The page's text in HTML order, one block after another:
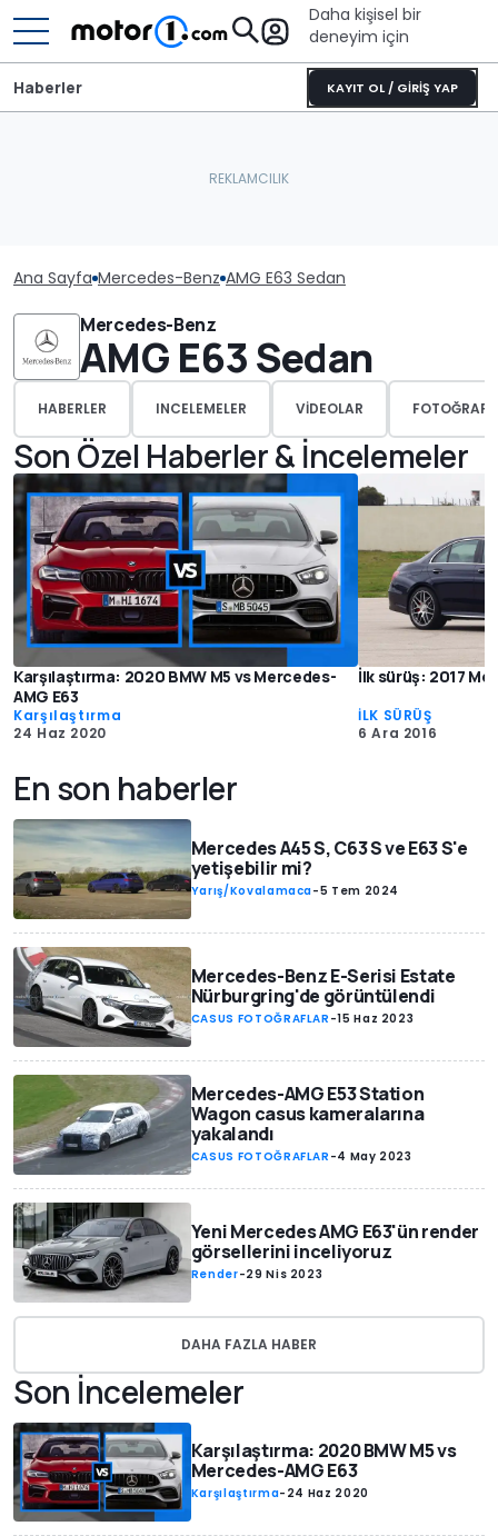
Daha kişisel bir
deneyim için
KAYIT OL / GİRİŞ YAP
Haberler
Ana Sayfa Mercedes-Benz AMG E63 Sedan
Mercedes-Benz
AMG E63 Sedan
HABERLER INCELEMELER VIDEOLAR
Son Özel Haberler & İncelemeler
Karşılaştırma: 2020 BMW M5 vs Mercedes-
AMG E63
Karşılaştırma
24 Haz 2020
İlk sürüş: 2017
İLK SÜRÜŞ
6 Ara 2016
En son haberler
Mercedes A45 S, C63 S ve E63 S'e
yetişebilir mi?
Yarış/Kovalamaca-5 Tem 2024
Mercedes-Benz E-Serisi Estate
Nürburgring'de görüntülendi
CASUS FOTOĞRAFLAR -15 Haz 2023
Mercedes-AMG E53 Station
Wagon casus kameralarına
yakalandı
CASUS FOTOĞRAFLAR -4 May 2023
Yeni Mercedes AMG E63'ün render
görsellerini inceliyoruz
Render-29 Nis 2023
DAHA FAZLA HABER
Son İncelemeler
Karşılaştırma: 2020 BMW M5 vs
Mercedes-AMG E63
Karşılaştırma- 24 Haz 2020